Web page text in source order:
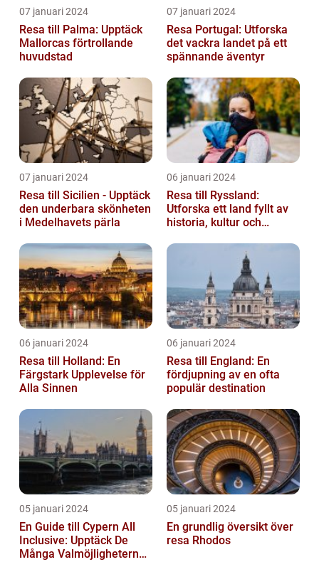
07 januari 2024
Resa till Palma: Upptäck
Mallorcas förtrollande
huvudstad
07 januari 2024
Resa Portugal: Utforska
det vackra landet på ett
spännande äventyr
07 januari 2024
Resa till Sicilien - Upptäck
den underbara skönheten
i Medelhavets pärla
06 januari 2024
Resa till Ryssland:
Utforska ett land fyllt av
historia, kultur och
06 januari 2024
Resa till Holland: En
Färgstark Upplevelse för
Alla Sinnen
06 januari 2024
Resa till England: En
fördjupning av en ofta
populär destination
05 januari 2024
En Guide till Cypern All
Inclusive: Upptäck De
Många Valmöjligheterna
05 januari 2024
En grundlig översikt över
resa Rhodos